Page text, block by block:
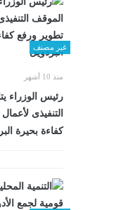
غير مصنف
منذ 10 أشهر
رئيس الوزراء
التنفيذى
كفاءة بحيرة